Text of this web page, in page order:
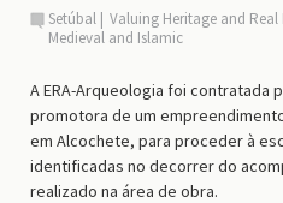
Setúbal
Valuing Heritage and
Medieval and Islamic
A ERA-Arqueologia foi contratada
promotora de um
em Alcochete, para proceder à
identificadas no decorrer do
realizado na área de obra.